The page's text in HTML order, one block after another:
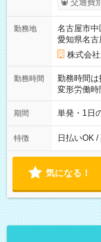
OK！（規
期間なし
交通費
勤務地
名古屋市中
愛知県名古
株式会
勤務時間
勤務時間は
変形労働時間制
10/26 全日
～9/19のみ
00
期間 単発・1日
特徴 日払いOK
気になる！